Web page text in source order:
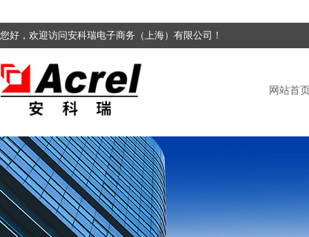
您好，欢迎访问安科瑞电子商务（上海）有限公司！
网站首